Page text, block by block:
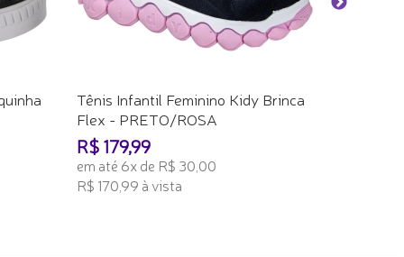
Tênis Infantil Feminino Kidy Brinca
Flex - PRETO/ROSA
R$ 179,99
em até 6x de R$ 30,00
R$ 170,99 à vista